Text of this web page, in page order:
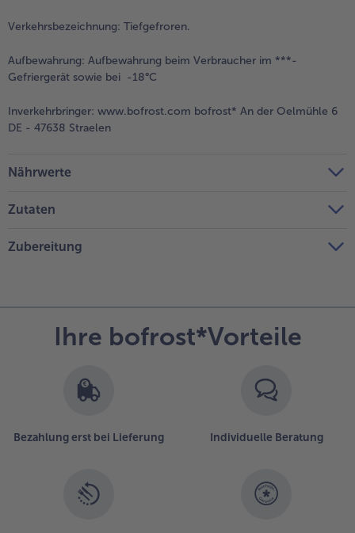
Verkehrsbezeichnung: Tiefgefroren.
Aufbewahrung: Aufbewahrung beim Verbraucher im ***-
Gefriergerät sowie bei -18°C
Inverkehrbringer: www.bofrost.com bofrost* An der Oelmühle 6
DE - 47638 Straelen
Nährwerte
Zutaten
Zubereitung
Ihre bofrost*Vorteile
Bezahlung erst bei Lieferung Individuelle Beratung